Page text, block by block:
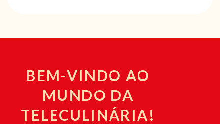
BEM-VINDO AO
MUNDO DA
TELECULINÁRIA!